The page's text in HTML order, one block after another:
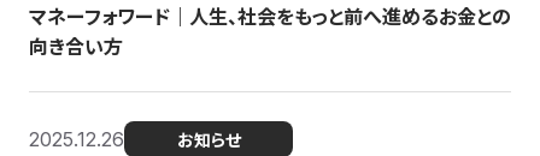
マネーフォワード｜人生、社会をもっと前へ進めるお金との
向き合い方
2025.12.26 お知らせ